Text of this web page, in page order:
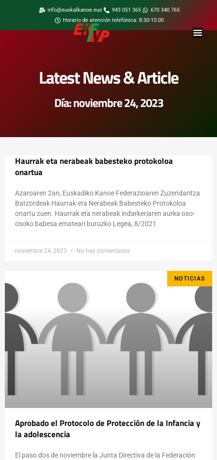
info@euskalkanoe.eus 943 051 365
670 340 765
Horario de atención telefónica: 8:30-15:00
Latest News & Article
Día: noviembre 24, 2023
Haurrak eta nerabeak babesteko protokoloa
onartua
Azaroaren 2an, Euskadiko Kanoe Federazioaren Zuzendaritza
Batzordeak Haurrak eta Nerabeak Babesteko Protokoloa
onartu zuen. Haurrak eta nerabeak indarkeriaren aurka oso-
osoko babesa emateari buruzko Legea, 8/2021
noviembre 24, 2023 No hay comentarios
NOTICIAS
Aprobado el Protocolo de Protección de la Infancia y
la adolescencia
El paso dos de noviembre la Junta Directiva de la Federación